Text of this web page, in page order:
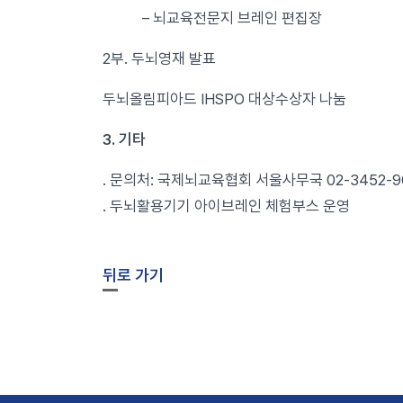
– 뇌교육전문지 브레인 편집장
2부. 두뇌영재 발표
두뇌올림피아드 IHSPO 대상수상자 나눔
3. 기타
. 문의처: 국제뇌교육협회 서울사무국 02-3452-
. 두뇌활용기기 아이브레인 체험부스 운영
뒤로 가기